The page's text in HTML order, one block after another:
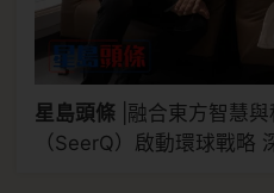
星島頭條| 融合東方智慧
（SeerQ）啟動環球戰略